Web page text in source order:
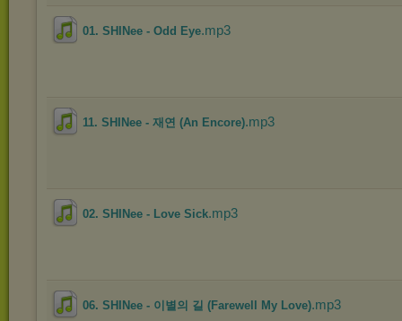
01. SHINee - Odd Eye.mp3
11. SHINee - 재연 (An Encore).mp3
02. SHINee - Love Sick.mp3
06. SHINee - 이별의 길 (Farewell My Love).mp3